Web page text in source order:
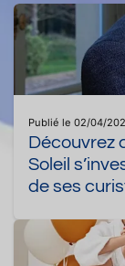
Publié le 02/04/
Découvrez
Soleil
de ses